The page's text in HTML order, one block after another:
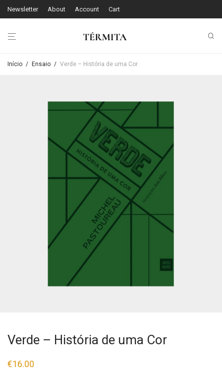
Newsletter About Account Cart
Início / Ensaio / Verde – História de uma Cor
Verde – História de uma Cor
€16.00